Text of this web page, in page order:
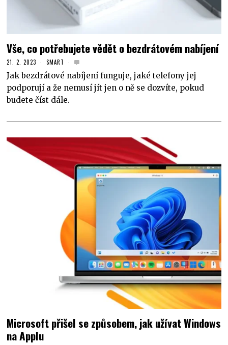
Vše, co potřebujete vědět o bezdrátovém nabíjení
21. 2. 2023 SMART
Jak bezdrátové nabíjení funguje, jaké telefony jej
podporují a že nemusí jít jen o ně se dozvíte, pokud
budete číst dále.
Microsoft přišel se způsobem, jak užívat Windows
na Applu